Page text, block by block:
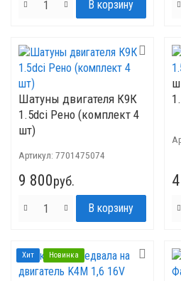
Шатуны двигателя К9К
1.5dci Рено (комплект 4
шт)
Артикул: 7701475074
9 800руб.
Хит Новинка